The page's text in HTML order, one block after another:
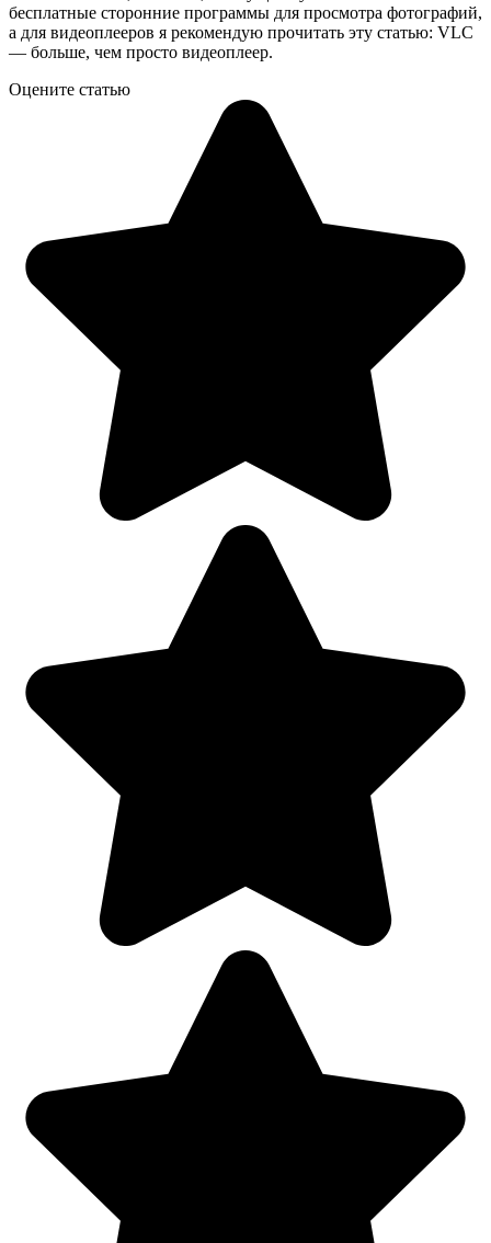
бесплатные сторонние программы для просмотра фотографий,
а для видеоплееров я рекомендую прочитать эту статью: VLC
— больше, чем просто видеоплеер.
Оцените статью